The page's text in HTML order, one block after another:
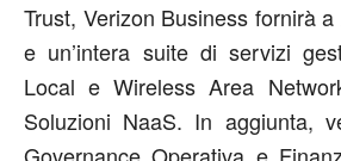
Trust, Verizon Business fornirà
e un’intera suite di servizi
Local e Wireless Area
Soluzioni NaaS. In aggiunta,